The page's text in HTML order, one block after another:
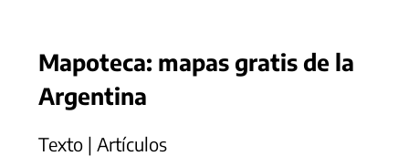
Mapoteca: mapas gratis de la
Argentina
Texto | Artículos